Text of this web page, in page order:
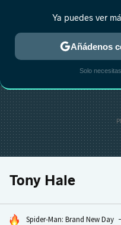
ESTRENOS
Tony Hale
HOY SE HABLA DE
Spider-Man: Brand New Day
Ya puedes ver
Añádenos
Solo